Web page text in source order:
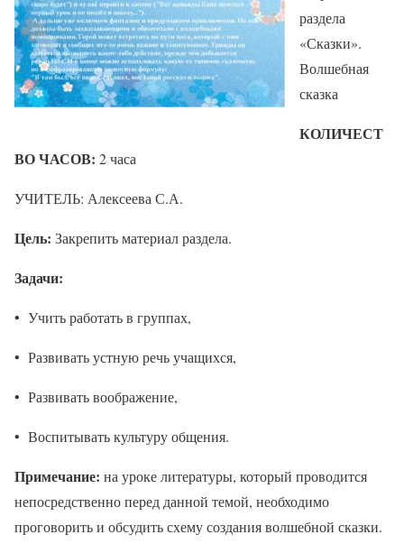
раздела
«Сказки».
Волшебная
сказка
КОЛИЧЕСТ
ВО ЧАСОВ: 2 часа
УЧИТЕЛЬ: Алексеева С.А.
Цель: Закрепить материал раздела.
Задачи:
• Учить работать в группах,
• Развивать устную речь учащихся,
• Развивать воображение,
• Воспитывать культуру общения.
Примечание: на уроке литературы, который проводится
непосредственно перед данной темой, необходимо
проговорить и обсудить схему создания волшебной сказки.